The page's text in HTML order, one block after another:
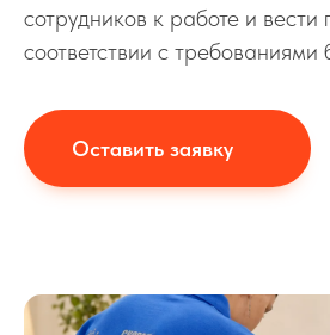
сотрудников к работе и вести
соответствии с требованиями
Оставить заявку